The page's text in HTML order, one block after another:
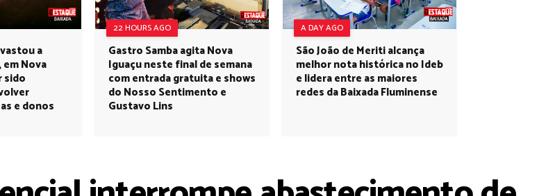
a
em Nova
sido
e donos
22 HOURS AGO
Gastro Samba agita Nova
Iguaçu neste final de semana
com entrada gratuita e shows
do Nosso Sentimento e
Gustavo Lins
A DAY AGO
São João de Meriti alcança
melhor nota histórica no Ideb
e lidera entre as maiores
redes da Baixada Fluminense